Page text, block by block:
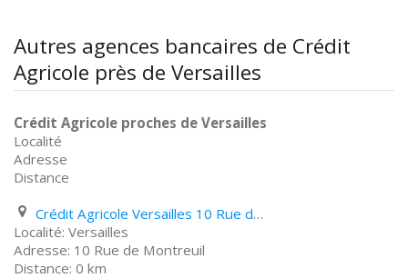
Autres agences bancaires de Crédit
Agricole près de Versailles
Crédit Agricole proches de Versailles
Localité
Adresse
Distance
Crédit Agricole Versailles 10 Rue de Montreuil
Versailles
10 Rue de Montreuil
0 km